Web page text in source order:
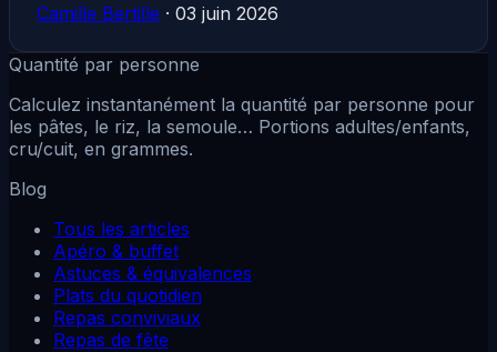
Camille Bertille · 03 juin 2026
Quantité par personne
Calculez instantanément la quantité par personne pour
les pâtes, le riz, la semoule… Portions adultes/enfants,
cru/cuit, en grammes.
Blog
Tous les articles
Apéro & buffet
Astuces & équivalences
Plats du quotidien
Repas conviviaux
Repas de fête